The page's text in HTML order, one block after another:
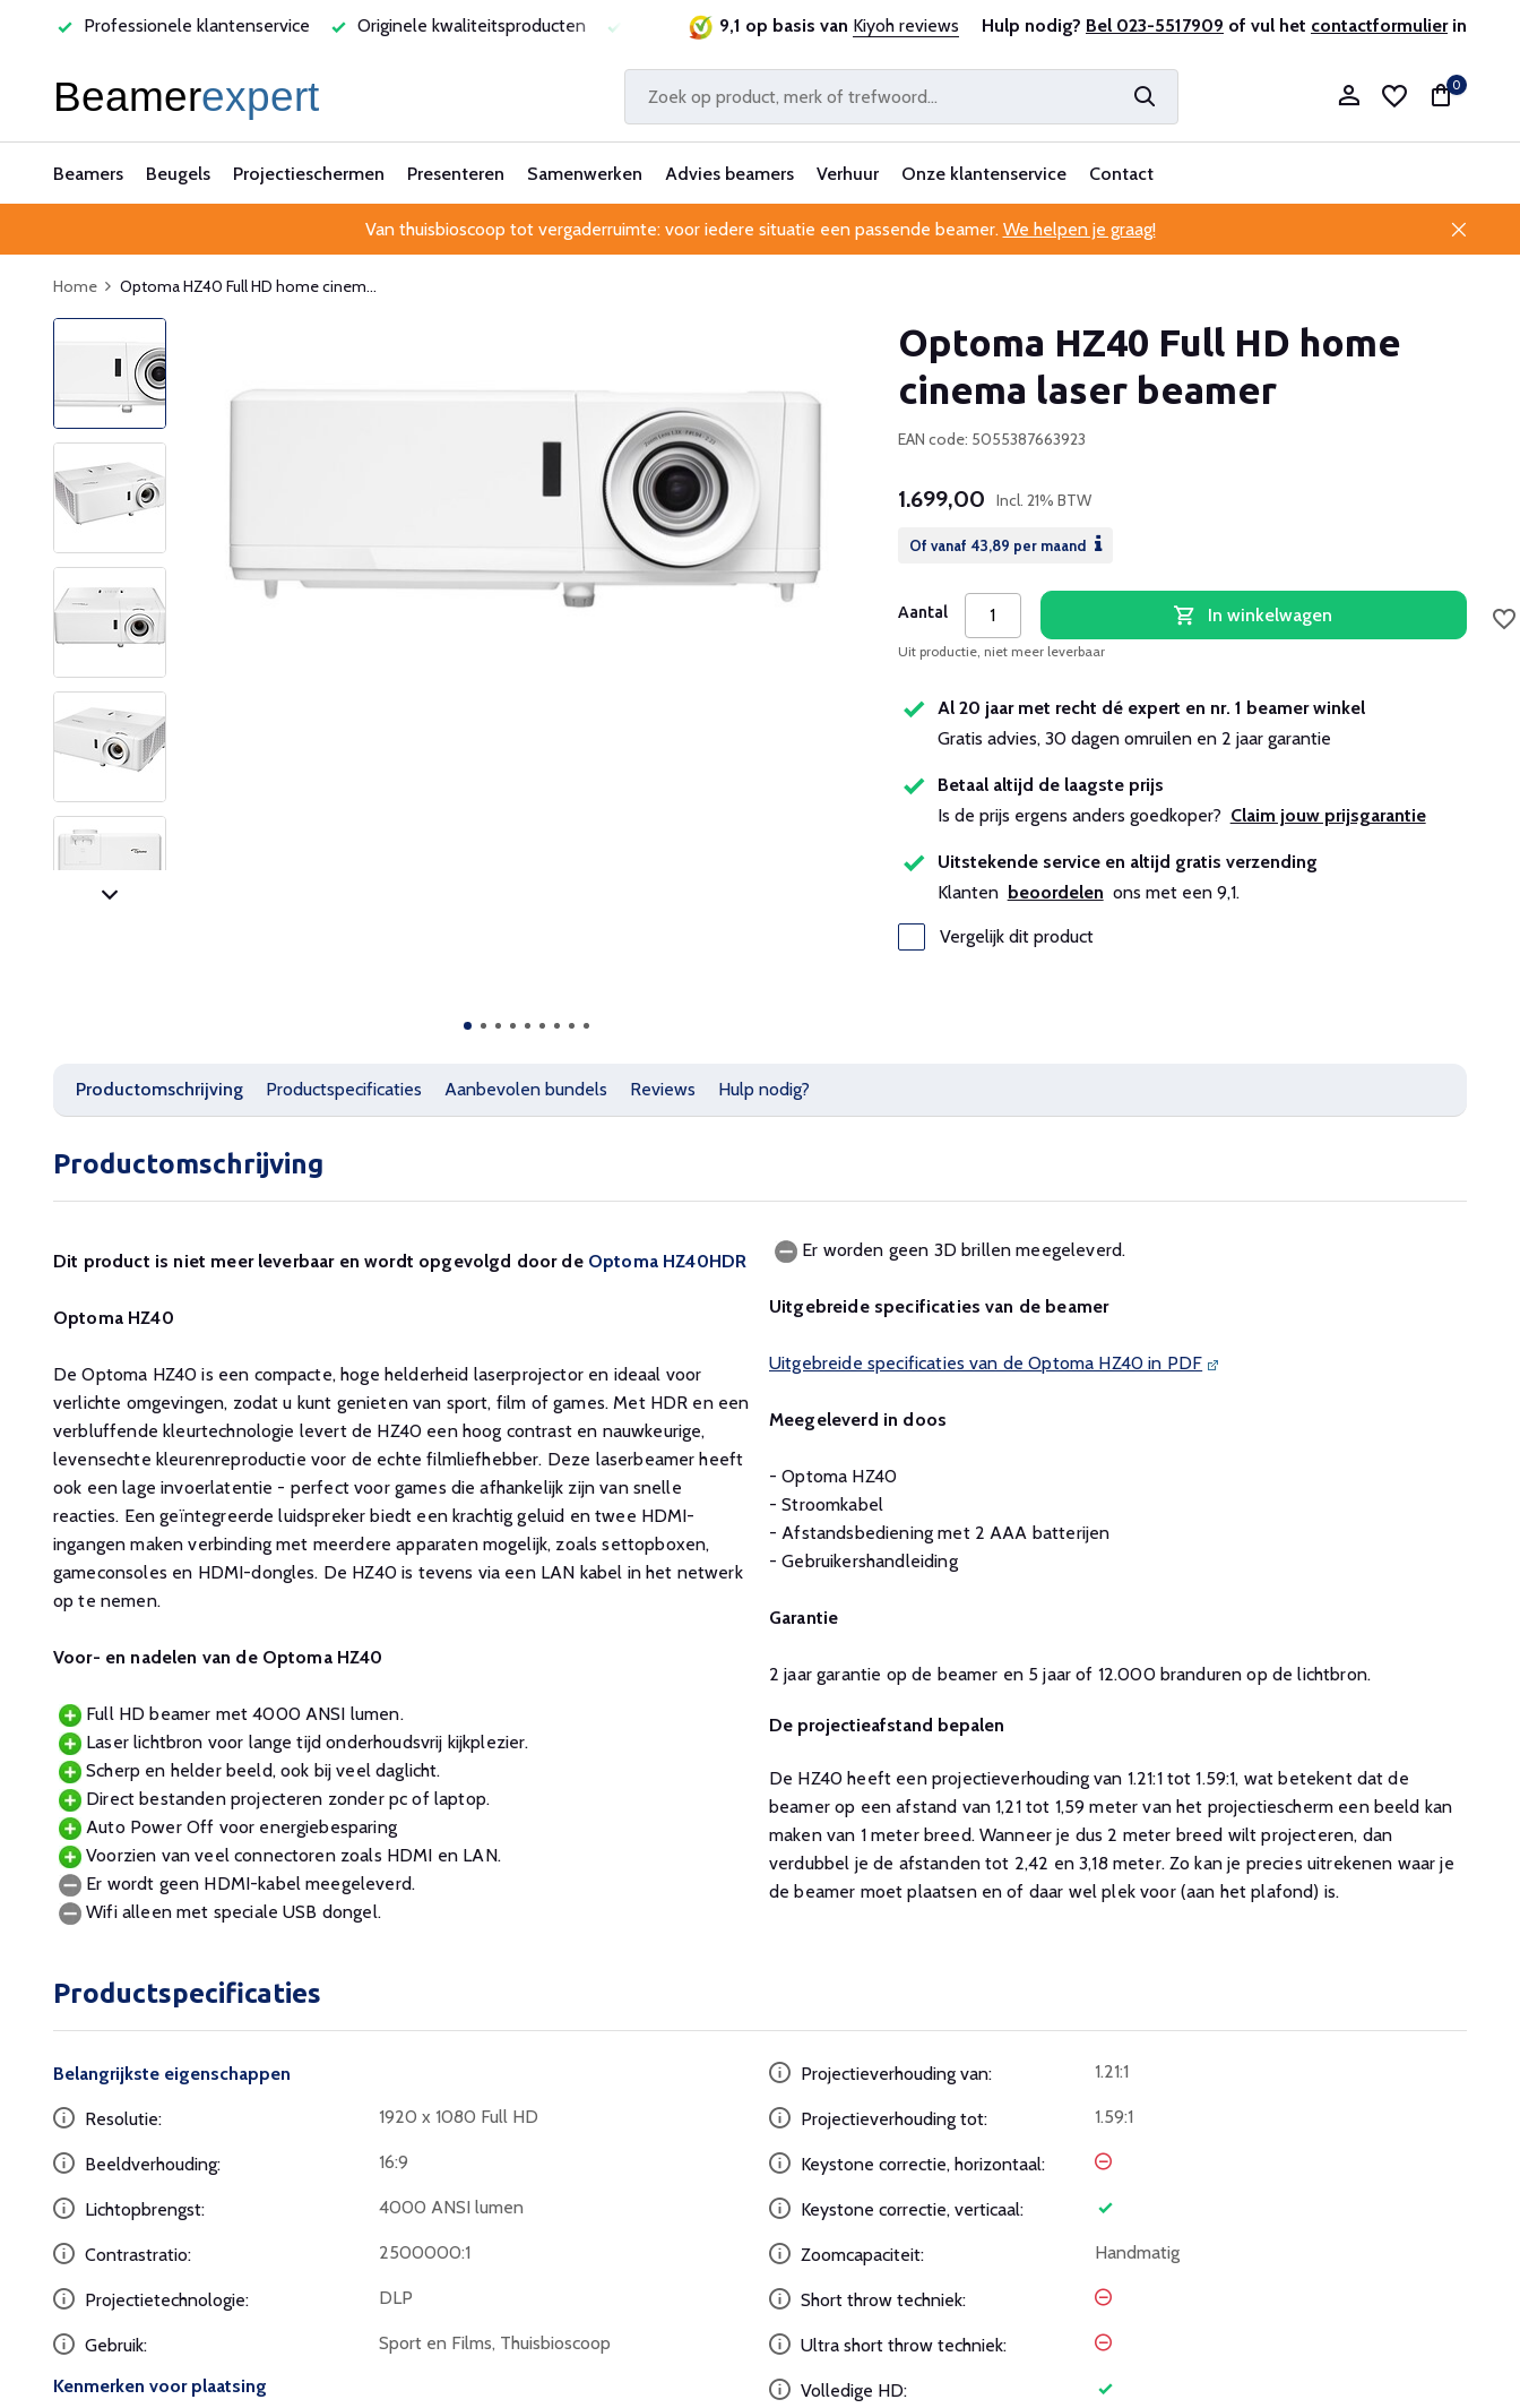
Professionele klantenservice Originele kwaliteitsproducten Laagste prijsgarantie Al 25 jaar betrouwbaar en ervaren Professionele klantenservice
9,1 op basis van Kiyoh reviews Hulp nodig? Bel 023-5517909 of vul het contactformulierin
Account aanmaken
0
Beamers Beugels Projectieschermen Presenteren Samenwerken Advies beamers Verhuur Onze klantenservice Contact
Van thuisbioscoop tot vergaderruimte: voor iedere situatie een passende beamer. We helpen je graag!
Home Optoma HZ40 Full HD home cinem...
Optoma HZ40 Full HD home
cinema laser beamer
EAN code: 5055387663923
1.699,00 Incl. 21% BTW
Of vanaf 43,89 per maand
Aantal In winkelwagen
Uit productie, niet meer leverbaar
Al 20 jaar met recht dé expert en nr. 1 beamer winkel
Gratis advies, 30 dagen omruilen en 2 jaar garantie
Betaal altijd de laagste prijs
Is de prijs ergens anders goedkoper? Claim jouw prijsgarantie
Uitstekende service en altijd gratis verzending
Klanten beoordelen ons met een 9,1.
Vergelijk dit product
Productomschrijving Productspecificaties Aanbevolen bundels Reviews Hulp nodig?
Productomschrijving
Dit product is niet meer leverbaar en wordt opgevolgd door de Optoma HZ40HDR
Optoma HZ40
De Optoma HZ40 is een compacte, hoge helderheid laserprojector en ideaal voor
verlichte omgevingen, zodat u kunt genieten van sport, film of games. Met HDR en een
verbluffende kleurtechnologie levert de HZ40 een hoog contrast en nauwkeurige,
levensechte kleurenreproductie voor de echte filmliefhebber. Deze laserbeamer heeft
ook een lage invoerlatentie - perfect voor games die afhankelijk zijn van snelle
reacties. Een geïntegreerde luidspreker biedt een krachtig geluid en twee HDMI-
ingangen maken verbinding met meerdere apparaten mogelijk, zoals settopboxen,
gameconsoles en HDMI-dongles. De HZ40 is tevens via een LAN kabel in het netwerk
op te nemen.
Voor- en nadelen van de Optoma HZ40
Full HD beamer met 4000 ANSI lumen.
Laser lichtbron voor lange tijd onderhoudsvrij kijkplezier.
Scherp en helder beeld, ook bij veel daglicht.
Direct bestanden projecteren zonder pc of laptop.
Auto Power Off voor energiebesparing
Voorzien van veel connectoren zoals HDMI en LAN.
Er wordt geen HDMI-kabel meegeleverd.
Wifi alleen met speciale USB dongel.
Er worden geen 3D brillen meegeleverd.
Uitgebreide specificaties van de beamer
Uitgebreide specificaties van de Optoma HZ40 in PDF
Meegeleverd in doos
- Optoma HZ40
- Stroomkabel
- Afstandsbediening met 2 AAA batterijen
- Gebruikershandleiding
Garantie
2 jaar garantie op de beamer en 5 jaar of 12.000 branduren op de lichtbron.
De projectieafstand bepalen
De HZ40 heeft een projectieverhouding van 1.21:1 tot 1.59:1, wat betekent dat de
beamer op een afstand van 1,21 tot 1,59 meter van het projectiescherm een beeld kan
maken van 1 meter breed. Wanneer je dus 2 meter breed wilt projecteren, dan
verdubbel je de afstanden tot 2,42 en 3,18 meter. Zo kan je precies uitrekenen waar je
de beamer moet plaatsen en of daar wel plek voor (aan het plafond) is.
Productspecificaties
Belangrijkste eigenschappen
Resolutie: 1920 x 1080 Full HD
Beeldverhouding: 16:9
Lichtopbrengst: 4000 ANSI lumen
Contrastratio: 2500000:1
Projectietechnologie: DLP
Gebruik:
Sport en Films, Thuisbioscoop
Kenmerken voor plaatsing
Projectieverhouding van: 1.21:1
Projectieverhouding tot: 1.59:1
Keystone correctie, horizontaal:
Keystone correctie, verticaal:
Zoomcapaciteit: Handmatig
Short throw techniek:
Ultra short throw techniek:
Volledige HD: